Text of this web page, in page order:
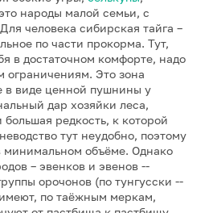
народы малой семьи, с
человека сибирская тайга –
по части прокорма. Тут,
в достаточном комфорте, надо
ограничениям. Это зона
в виде ценной пушнины у
дар хозяйки леса,
редкость, к которой
тут неудобно, поэтому
минимальном объёме. Однако
– эвенков и эвенов --
орочонов (по тунгусски --
по таёжным меркам,